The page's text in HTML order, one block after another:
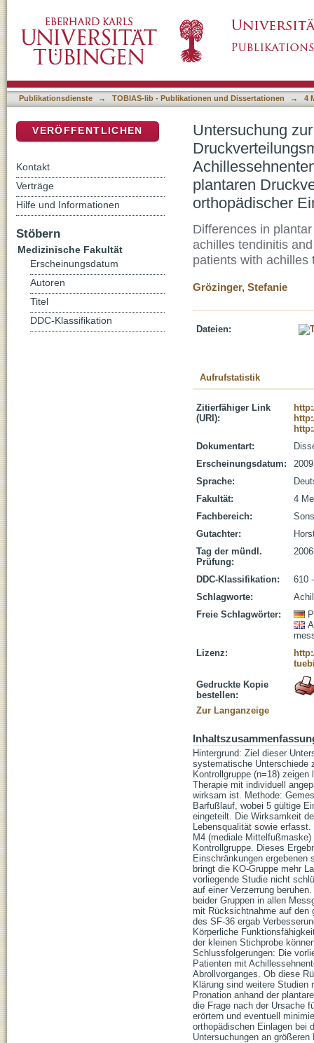
Patienten mit Achillessehnentendinitis und
Druckverteilungsmessung sowie zur
Achillessehnentendinitis
Publikationsdienste → TOBIAS-lib - Publikationen und Dissertationen → 4
Untersuchung
plantaren
orthopädischer
Differences in
achilles tendinitis
patients with achilles
Grözinger, Stefanie
Dateien:
Aufrufstatistik
Zitierfähiger Link
(URI):
Dokumentart:
Erscheinungsdatum:
2009
Sprache:
Fakultät:
4
Fachbereich:
Gutachter:
Tag der mündl.
Prüfung:
DDC-Klassifikation:
610
Schlagworte:
Freie Schlagwörter:
Lizenz:
Gedruckte Kopie
bestellen:
Zur Langanzeige
Hintergrund: Ziel dieser
systematische Unterschiede
Kontrollgruppe (n=18)
Therapie mit individuell
wirksam ist. Methode:
Barfußlauf, wobei 5 gültige
eingeteilt. Die Wirksamkeit
Lebensqualität sowie
M4 (mediale
Kontrollgruppe. Dieses
Einschränkungen
bringt die KO-Gruppe mehr
vorliegende Studie nicht
auf einer Verzerrung
beider Gruppen in allen
mit Rücksichtnahme auf den
des SF-36 ergab
Körperliche
der kleinen Stichprobe
Schlussfolgerungen: Die
Patienten mit
Abrollvorganges. Ob diese
Klärung sind weitere
Pronation anhand der
die Frage nach der Ursache
erörtern und eventuell
orthopädischen Einlagen bei
Untersuchungen an
VERÖFFENTLICHEN
Kontakt
Verträge
Hilfe und Informationen
Stöbern
Medizinische Fakultät
Erscheinungsdatum
Autoren
Titel
DDC-Klassifikation